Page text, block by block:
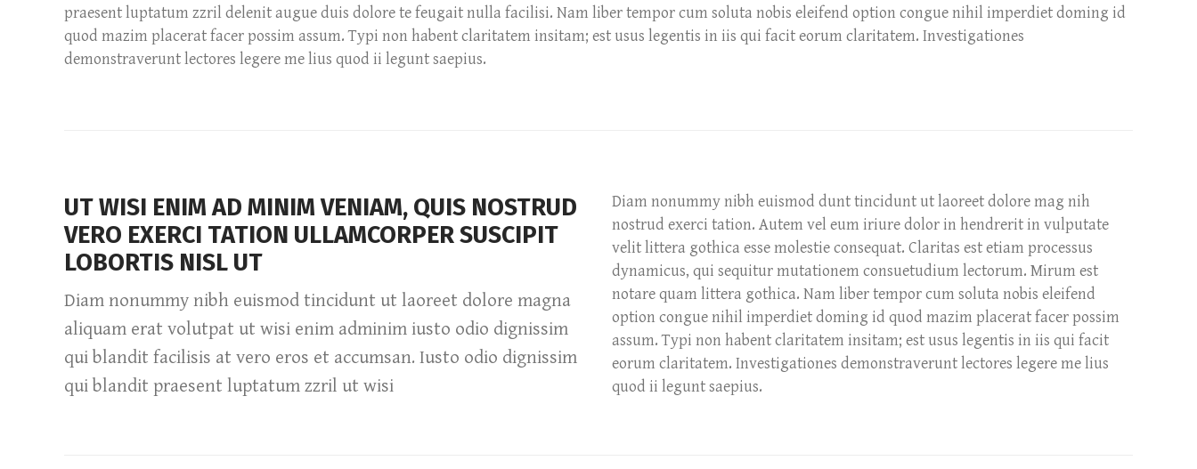
praesent luptatum zzril delenit augue duis dolore te feugait nulla facilisi. Nam liber tempor cum soluta nobis eleifend option congue nihil imperdiet doming id
quod mazim placerat facer possim assum. Typi non habent claritatem insitam; est usus legentis in iis qui facit eorum claritatem. Investigationes
demonstraverunt lectores legere me lius quod ii legunt saepius.
UT WISI ENIM AD MINIM VENIAM, QUIS NOSTRUD
VERO EXERCI TATION ULLAMCORPER SUSCIPIT
LOBORTIS NISL UT
Diam nonummy nibh euismod tincidunt ut laoreet dolore magna
aliquam erat volutpat ut wisi enim adminim iusto odio dignissim
qui blandit facilisis at vero eros et accumsan. Iusto odio dignissim
qui blandit praesent luptatum zzril ut wisi
Diam nonummy nibh euismod dunt tincidunt ut laoreet dolore mag nih
nostrud exerci tation. Autem vel eum iriure dolor in hendrerit in vulputate
velit littera gothica esse molestie consequat. Claritas est etiam processus
dynamicus, qui sequitur mutationem consuetudium lectorum. Mirum est
notare quam littera gothica. Nam liber tempor cum soluta nobis eleifend
option congue nihil imperdiet doming id quod mazim placerat facer possim
assum. Typi non habent claritatem insitam; est usus legentis in iis qui facit
eorum claritatem. Investigationes demonstraverunt lectores legere me lius
quod ii legunt saepius.